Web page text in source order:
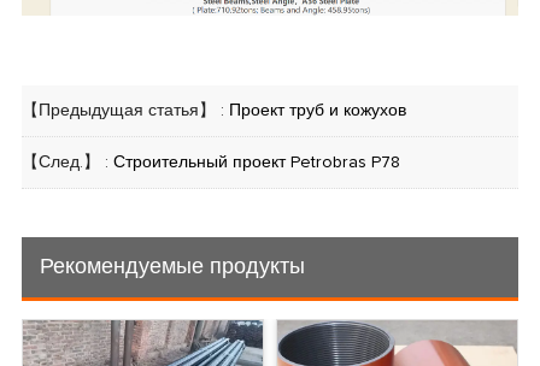
【Предыдущая статья】 : Проект труб и кожухов
【След.】 : Строительный проект Petrobras P78
Рекомендуемые продукты